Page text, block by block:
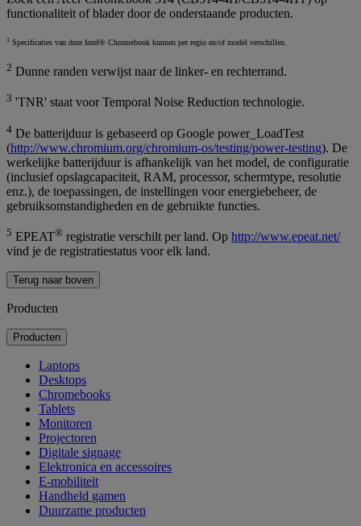
functionaliteit of blader door de onderstaande producten.
1 Specificaties van deze Intel® Chromebook kunnen per regio en/of model verschillen.
2 Dunne randen verwijst naar de linker- en rechterrand.
3 'TNR' staat voor Temporal Noise Reduction technologie.
4 De batterijduur is gebaseerd op Google power_LoadTest
(http://www.chromium.org/chromium-os/testing/power-testing). De
werkelijke batterijduur is afhankelijk van het model, de configuratie
(inclusief opslagcapaciteit, RAM, processor, schermtype, resolutie
enz.), de toepassingen, de instellingen voor energiebeheer, de
gebruiksomstandigheden en de gebruikte functies.
5 EPEAT® registratie verschilt per land. Op http://www.epeat.net/
vind je de registratiestatus voor elk land.
Terug naar boven
Producten
Producten
Laptops
Desktops
Chromebooks
Tablets
Monitoren
Projectoren
Digitale signage
Elektronica en accessoires
E-mobiliteit
Handheld gamen
Duurzame producten